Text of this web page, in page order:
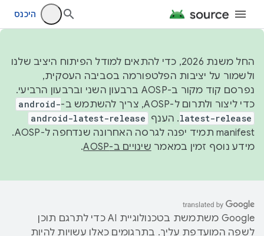
היכנס
החל משנת 2026, כדי להתאים למודל הפיתוח היציב שלנו
ולשמור על יציבות הפלטפורמה בסביבה העסקית,
נפרסם קוד מקור ב-AOSP ברבעון השני וברבעון הרביעי.
כדי ליצור ולתרום ל-AOSP, צריך להשתמש ב-
android-
latest-release. הענף android-latest-release
manifest תמיד יפנה לגרסה האחרונה שנדחפה ל-AOSP.
מידע נוסף זמין במאמר שינויים ב-AOSP .
‫Google משתמשת בטכנולוגיית AI כדי לתרגם תוכן
לשפה המועדפת עליך. בתרגומים כאלו עשויות להיות